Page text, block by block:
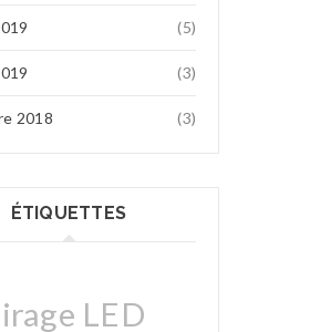
(5)
(3)
2018 (3)
ÉTIQUETTES
LED